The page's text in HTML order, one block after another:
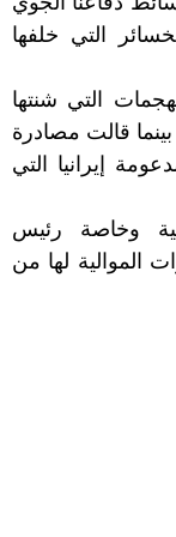
التي خلفها
التي شنتها
قالت مصادرة
إيرانيا التي
وخاصة رئيس
الموالية لها من